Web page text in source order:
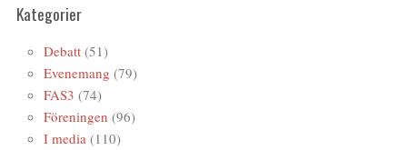
Kategorier
Debatt(51)
Evenemang (79)
FAS3 (74)
Föreningen (96)
I media(110)